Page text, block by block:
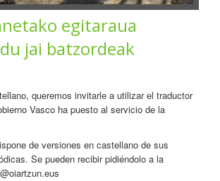
egitaraua
jai batzordeak
queremos invitarle a utilizar el traductor
Vasco ha puesto al servicio de la
de versiones en castellano de sus
Se pueden recibir pidiéndolo a la